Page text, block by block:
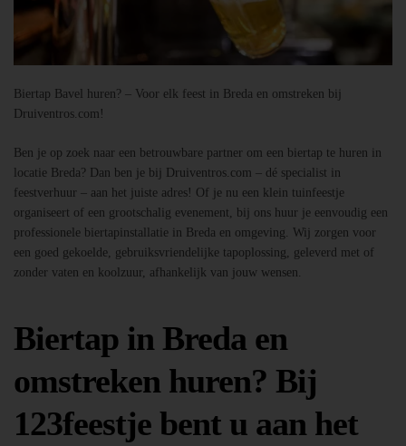
Biertap Bavel huren? – Voor elk feest in Breda en omstreken bij
Druiventros.com!
Ben je op zoek naar een betrouwbare partner om een biertap te huren in
locatie Breda? Dan ben je bij Druiventros.com – dé specialist in
feestverhuur – aan het juiste adres! Of je nu een klein tuinfeestje
organiseert of een grootschalig evenement, bij ons huur je eenvoudig een
professionele biertapinstallatie in Breda en omgeving. Wij zorgen voor
een goed gekoelde, gebruiksvriendelijke tapoplossing, geleverd met of
zonder vaten en koolzuur, afhankelijk van jouw wensen.
Biertap in Breda en
omstreken huren? Bij
123feestje bent u aan het